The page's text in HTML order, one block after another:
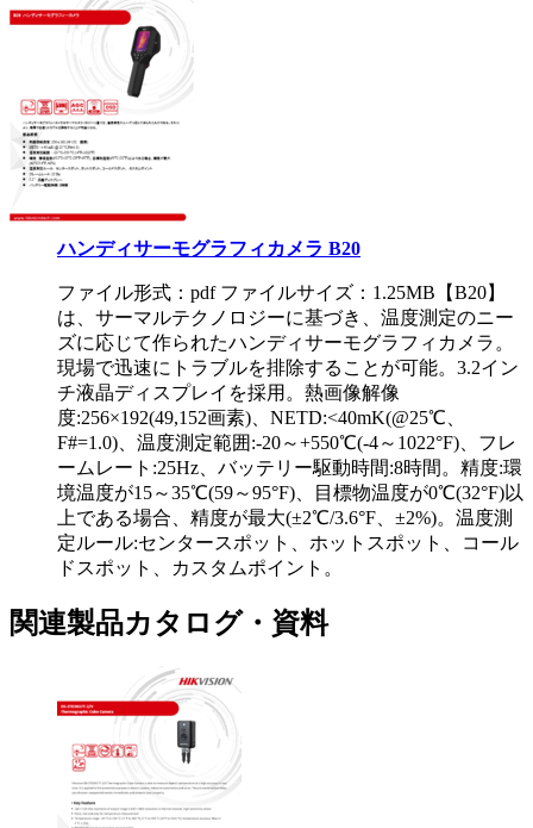
ハンディサーモグラフィカメラ B20
ファイル形式：pdf ファイルサイズ：1.25MB 【B20】
は、サーマルテクノロジーに基づき、温度測定のニー
ズに応じて作られたハンディサーモグラフィカメラ。
現場で迅速にトラブルを排除することが可能。3.2イン
チ液晶ディスプレイを採用。熱画像解像
度:256×192(49,152画素)、NETD:<40mK(@25℃、
F#=1.0)、温度測定範囲:-20～+550℃(-4～1022°F)、フレ
ームレート:25Hz、バッテリー駆動時間:8時間。精度:環
境温度が15～35℃(59～95°F)、目標物温度が0℃(32°F)以
上である場合、精度が最大(±2℃/3.6°F、±2%)。温度測
定ルール:センタースポット、ホットスポット、コール
ドスポット、カスタムポイント。
関連製品カタログ・資料